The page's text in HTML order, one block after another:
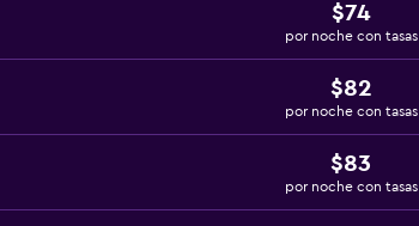
$74
por noche con tasas
$82
por noche con tasas
$83
por noche con tasas